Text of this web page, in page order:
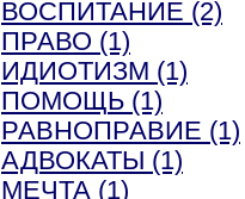
ВОСПИТАНИЕ (2)
ПРАВО (1)
ИДИОТИЗМ (1)
ПОМОЩЬ (1)
РАВНОПРАВИЕ (1)
АДВОКАТЫ (1)
МЕЧТА (1)